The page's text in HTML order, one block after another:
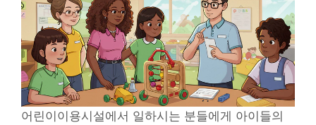
어린이이용시설에서 일하시는 분들에게 아이들의